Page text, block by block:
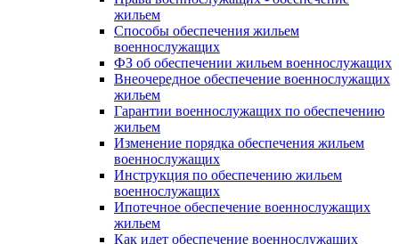
жильем
Способы обеспечения жильем
военнослужащих
ФЗ об обеспечении жильем военнослужащих
Внеочередное обеспечение военнослужащих
жильем
Гарантии военнослужащих по обеспечению
жильем
Изменение порядка обеспечения жильем
военнослужащих
Инструкция по обеспечению жильем
военнослужащих
Ипотечное обеспечение военнослужащих
жильем
Как идет обеспечение военнослужащих